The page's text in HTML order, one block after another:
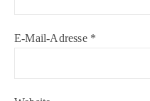
E-Mail-Adresse *